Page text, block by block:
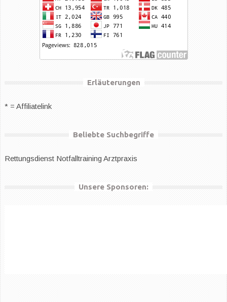
Erläuterungen
* = Affiliatelink
Beliebte Suchbegriffe
Rettungsdienst Notfalltraining Arztpraxis
Unsere Sponsoren: